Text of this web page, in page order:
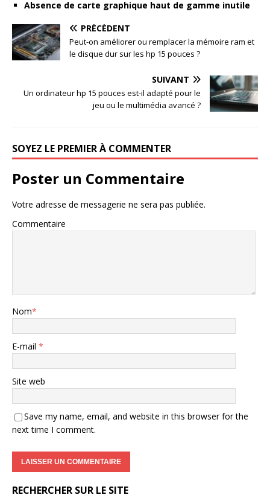
Absence de carte graphique haut de gamme inutile
PRÉCÉDENT
Peut-on améliorer ou remplacer la mémoire ram et
le disque dur sur les hp 15 pouces ?
SUIVANT
Un ordinateur hp 15 pouces est-il adapté pour le
jeu ou le multimédia avancé ?
SOYEZ LE PREMIER À COMMENTER
Poster un Commentaire
Votre adresse de messagerie ne sera pas publiée.
Commentaire
Nom*
E-mail *
Site web
Save my name, email, and website in this browser for the
next time I comment.
RECHERCHER SUR LE SITE